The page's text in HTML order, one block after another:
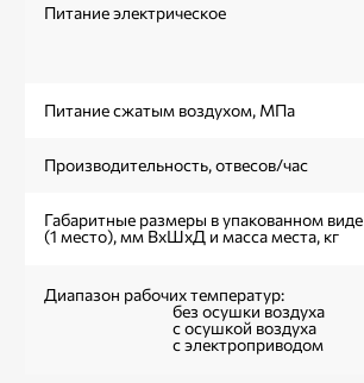
Питание электрическое
Питание сжатым воздухом, МПа
Производительность, отвесов/час
Габаритные размеры в упакованном виде
(1 место), мм ВхШхД и масса места, кг
Диапазон рабочих температур:
без осушки воздуха
с осушкой воздуха
с электроприводом